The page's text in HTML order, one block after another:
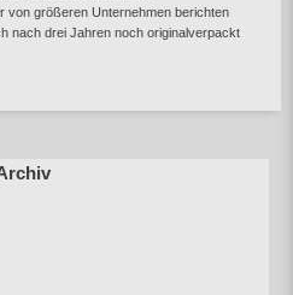
von größeren Unternehmen berichten
nach drei Jahren noch originalverpackt